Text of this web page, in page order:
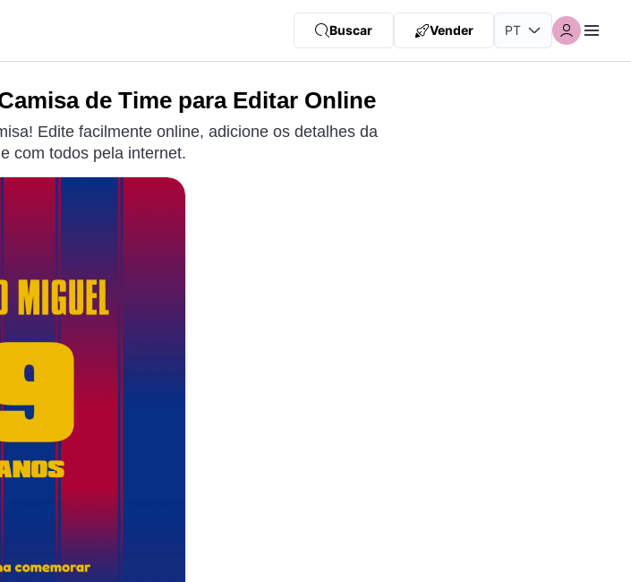
Buscar Vender
de Time para Editar Online
Edite facilmente online, adicione os detalhes da
com todos pela internet.